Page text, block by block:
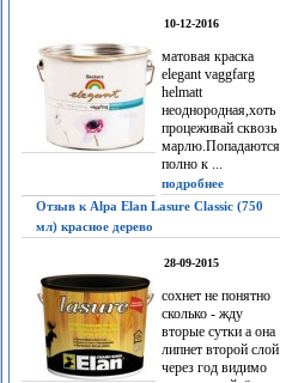
10-12-2016
матовая краска
elegant vaggfarg
helmatt
неоднородная,хоть
процеживай сквозь
марлю.Попадаются
полно к ...
подробнее
Отзыв к Alpa Elan Lasure Classic (750
мл) красное дерево
28-09-2015
сохнет не понятно
сколько - жду
вторые сутки а она
липнет второй слой
через год видимо